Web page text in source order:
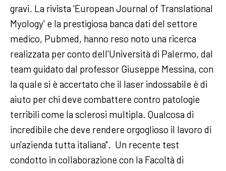
gravi. La rivista 'European Journal of Translational
Myology' e la prestigiosa banca dati del settore
medico, Pubmed, hanno reso noto una ricerca
realizzata per conto dell'Università di Palermo, dal
team guidato dal professor Giuseppe Messina, con
la quale si è accertato che il laser indossabile è di
aiuto per chi deve combattere contro patologie
terribili come la sclerosi multipla. Qualcosa di
incredibile che deve rendere orgoglioso il lavoro di
un'azienda tutta italiana". Un recente test
condotto in collaborazione con la Facoltà di